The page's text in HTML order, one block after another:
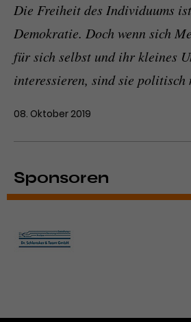
Die Freiheit des Individuums
Demokratie. Doch wenn sich
für sich selbst und ihr kleines
interessieren, sind sie politisch
08. Oktober 2019
Sponsoren